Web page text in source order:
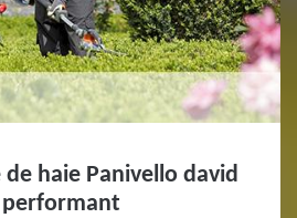
haie Panivello david
performant